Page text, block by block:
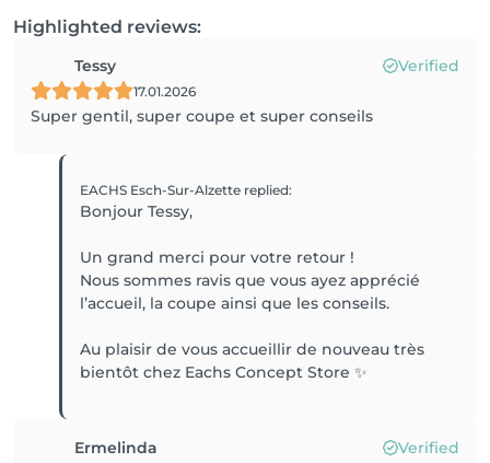
Highlighted reviews:
Tessy Verified
17.01.2026
Super gentil, super coupe et super conseils
EACHS Esch-Sur-Alzette replied:
Bonjour Tessy,
Un grand merci pour votre retour !
Nous sommes ravis que vous ayez apprécié
l’accueil, la coupe ainsi que les conseils.
Au plaisir de vous accueillir de nouveau très
bientôt chez Eachs Concept Store ✨
Ermelinda Verified